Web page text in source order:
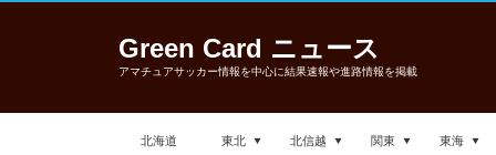
Green Card ニュース
アマチュアサッカー情報を中心に結果速報や進路情報を掲載
北海道 東北 北信越 関東 東海